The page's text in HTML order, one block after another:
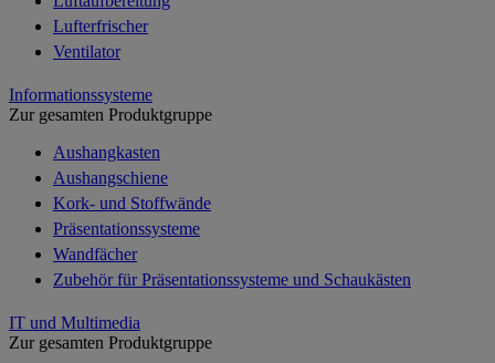
Lufterfrischer
Ventilator
Informationssysteme
Zur gesamten Produktgruppe
Aushangkasten
Aushangschiene
Kork- und Stoffwände
Präsentationssysteme
Wandfächer
Zubehör für Präsentationssysteme und Schaukästen
IT und Multimedia
Zur gesamten Produktgruppe